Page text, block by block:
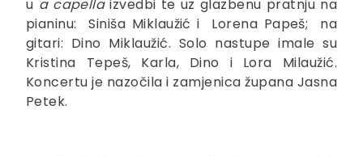
u a capellaizvedbi te uz glazbenu pratnju na
pianinu: Siniša Miklaužić i Lorena Papeš; na
gitari: Dino Miklaužić. Solo nastupe imale su
Kristina Tepeš, Karla, Dino i Lora Milaužić.
Koncertu je nazočila i zamjenica župana Jasna
Petek.